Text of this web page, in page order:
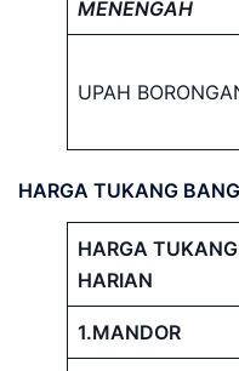
MENENGAH
UPAH
HARGA TUKANG
HARGA TUKANG
HARIAN
1.MANDOR